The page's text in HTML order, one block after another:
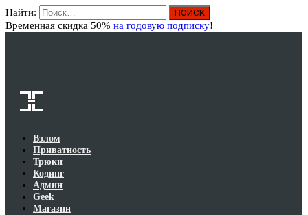
Найти:
Временная скидка 50% на годовую подписку!
Взлом
Приватность
Трюки
Кодинг
Админ
Geek
Магазин